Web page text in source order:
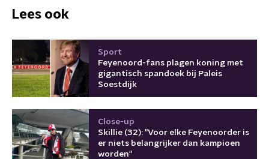
Lees ook
Sport
Feyenoord-fans plagen koning met
gigantisch spandoek bij Paleis
Soestdijk
Close-up
Skillie (32): "Voor elke Feyenoorder is
er niets belangrijker dan kampioen
worden"